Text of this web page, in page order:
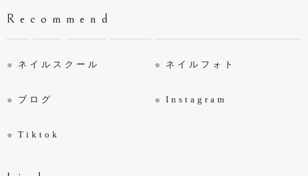
Recommend
ネイルスクール ネイルフォト
ブログ Instagram
Tiktok